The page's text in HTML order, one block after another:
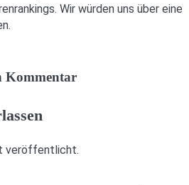
Wir würden uns über eine
Kommentar
veröffentlicht.